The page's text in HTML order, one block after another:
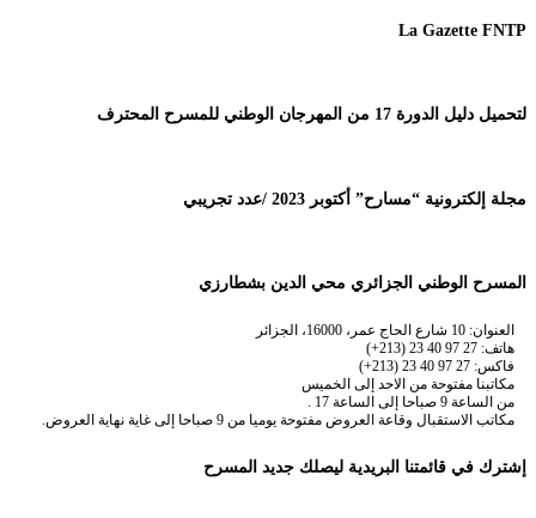
La Gazette FNTP
لتحميل دليل الدورة 17 من المهرجان الوطني للمسرح المحترف
مجلة إلكترونية “مسارح” أكتوبر 2023 /عدد تجريبي
المسرح الوطني الجزائري محي الدين بشطارزي
العنوان: 10 شارع الحاج عمر، 16000، الجزائر
هاتف: 27 97 40 23 (213+)
فاكس: 27 97 40 23 (213+)
مكاتبنا مفتوحة من الاحد إلى الخميس
من الساعة 9 صباحا إلى الساعة 17 .
مكاتب الاستقبال وقاعة العروض مفتوحة يوميا من 9 صباحا إلى غاية نهاية العروض.
إشترك في قائمتنا البريدية ليصلك جديد المسرح